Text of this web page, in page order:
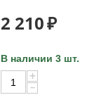
2 210₽
В наличии 3 шт.
+
−